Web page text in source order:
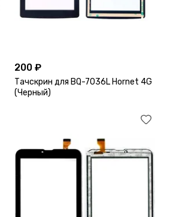
200 ₽
Тачскрин для BQ-7036L Hornet 4G
(Черный)